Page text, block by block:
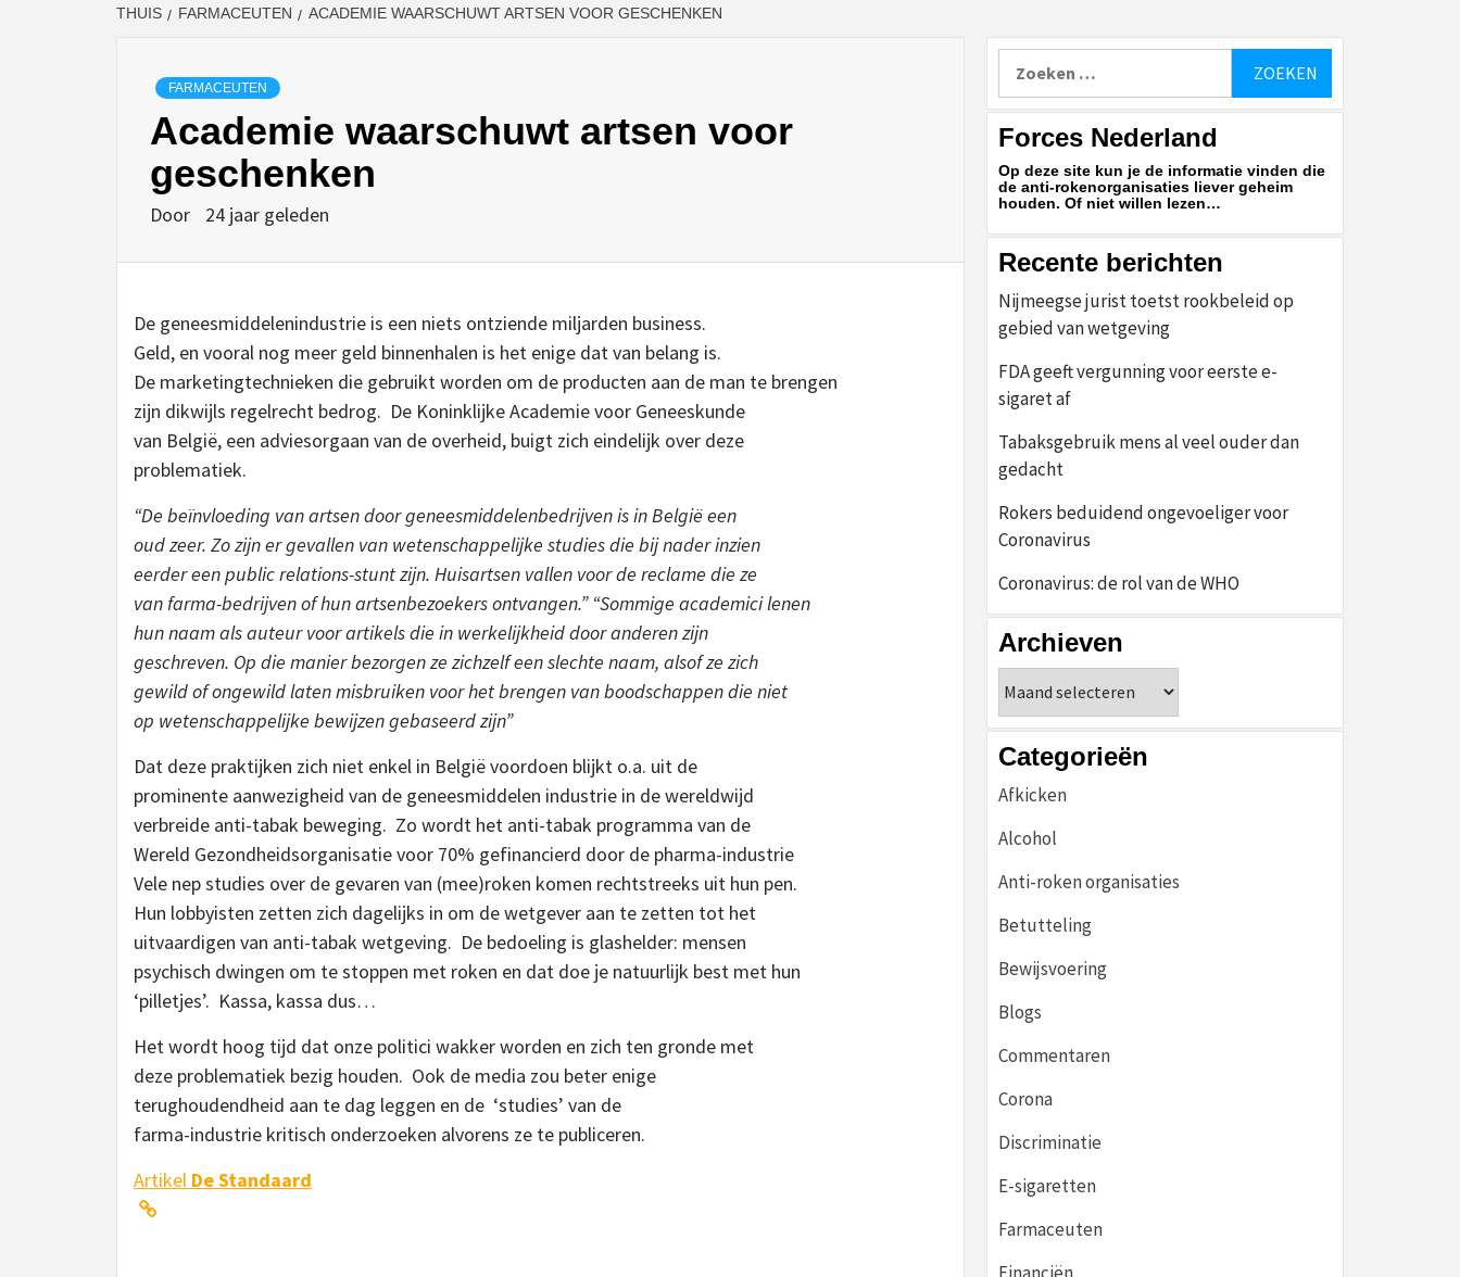
THUIS FARMACEUTEN ACADEMIE WAARSCHUWT ARTSEN VOOR GESCHENKEN
FARMACEUTEN
Academie waarschuwt artsen voor
geschenken
Door 24 jaar geleden
De geneesmiddelenindustrie is een niets ontziende miljarden business.
Geld, en vooral nog meer geld binnenhalen is het enige dat van belang is.
De marketingtechnieken die gebruikt worden om de producten aan de man te brengen
zijn dikwijls regelrecht bedrog. De Koninklijke Academie voor Geneeskunde
van België, een adviesorgaan van de overheid, buigt zich eindelijk over deze
problematiek.
“De beïnvloeding van artsen door geneesmiddelenbedrijven is in België een
oud zeer. Zo zijn er gevallen van wetenschappelijke studies die bij nader inzien
eerder een public relations-stunt zijn. Huisartsen vallen voor de reclame die ze
van farma-bedrijven of hun artsenbezoekers ontvangen.” “Sommige academici lenen
hun naam als auteur voor artikels die in werkelijkheid door anderen zijn
geschreven. Op die manier bezorgen ze zichzelf een slechte naam, alsof ze zich
gewild of ongewild laten misbruiken voor het brengen van boodschappen die niet
op wetenschappelijke bewijzen gebaseerd zijn”
Dat deze praktijken zich niet enkel in België voordoen blijkt o.a. uit de
prominente aanwezigheid van de geneesmiddelen industrie in de wereldwijd
verbreide anti-tabak beweging. Zo wordt het anti-tabak programma van de
Wereld Gezondheidsorganisatie voor 70% gefinancierd door de pharma-industrie
Vele nep studies over de gevaren van (mee)roken komen rechtstreeks uit hun pen.
Hun lobbyisten zetten zich dagelijks in om de wetgever aan te zetten tot het
uitvaardigen van anti-tabak wetgeving. De bedoeling is glashelder: mensen
psychisch dwingen om te stoppen met roken en dat doe je natuurlijk best met hun
‘pilletjes’. Kassa, kassa dus…
Het wordt hoog tijd dat onze politici wakker worden en zich ten gronde met
deze problematiek bezig houden. Ook de media zou beter enige
terughoudendheid aan te dag leggen en de ‘studies’ van de
farma-industrie kritisch onderzoeken alvorens ze te publiceren.
Artikel De Standaard
naar:
Forces Nederland
Op deze site kun je de informatie vinden die
de anti-rokenorganisaties liever geheim
houden. Of niet willen lezen…
Recente berichten
Nijmeegse jurist toetst rookbeleid op
gebied van wetgeving
FDA geeft vergunning voor eerste e-
sigaret af
Tabaksgebruik mens al veel ouder dan
gedacht
Rokers beduidend ongevoeliger voor
Coronavirus
Coronavirus: de rol van de WHO
Archieven
Categorieën
Afkicken
Alcohol
Anti-roken organisaties
Betutteling
Bewijsvoering
Blogs
Commentaren
Corona
Discriminatie
E-sigaretten
Farmaceuten
Financiën